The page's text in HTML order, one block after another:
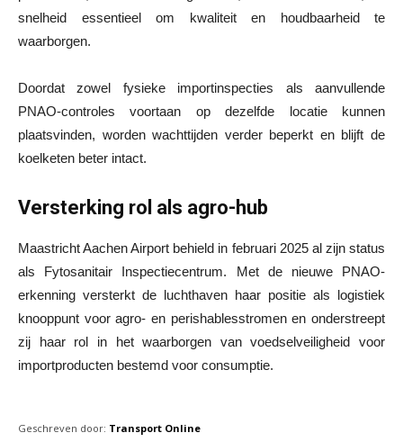
snelheid essentieel om kwaliteit en houdbaarheid te
waarborgen.
Doordat zowel fysieke importinspecties als aanvullende
PNAO-controles voortaan op dezelfde locatie kunnen
plaatsvinden, worden wachttijden verder beperkt en blijft de
koelketen beter intact.
Versterking rol als agro-hub
Maastricht Aachen Airport behield in februari 2025 al zijn status
als Fytosanitair Inspectiecentrum. Met de nieuwe PNAO-
erkenning versterkt de luchthaven haar positie als logistiek
knooppunt voor agro- en perishablesstromen en onderstreept
zij haar rol in het waarborgen van voedselveiligheid voor
importproducten bestemd voor consumptie.
Geschreven door: Transport Online